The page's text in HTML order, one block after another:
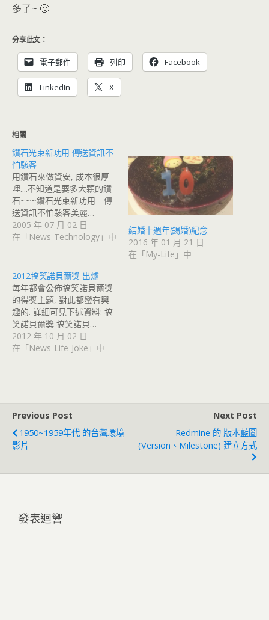
多了~ 🙂
分享此文：
電子郵件 列印 Facebook
LinkedIn X
相關
鑽石光束新功用 傳送資訊不
怕駭客
用鑽石來做資安, 成本很厚
哩....不知道是要多大顆的鑽
石~~~鑽石光束新功用 傳
送資訊不怕駭客美麗…
2005 年 07 月 02 日
在「News-Technology」中
結婚十週年(錫婚)紀念
2016 年 01 月 21 日
在「My-Life」中
2012搞笑諾貝爾獎 出爐
每年都會公佈搞笑諾貝爾獎
的得獎主題, 對此都蠻有興
趣的. 詳細可見下述資料: 搞
笑諾貝爾獎 搞笑諾貝…
2012 年 10 月 02 日
在「News-Life-Joke」中
Previous Post
1950~1959年代 的台灣環境
影片
Next Post
Redmine 的 版本藍圖
(Version、Milestone) 建立方式
發表迴響